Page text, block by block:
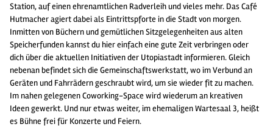
Station, auf einen ehrenamtlichen Radverleih und vieles mehr. Das Café
Hutmacher agiert dabei als Eintrittspforte in die Stadt von morgen.
Inmitten von Büchern und gemütlichen Sitzgelegenheiten aus alten
Speicherfunden kannst du hier einfach eine gute Zeit verbringen oder
dich über die aktuellen Initiativen der Utopiastadt informieren. Gleich
nebenan befindet sich die Gemeinschaftswerkstatt, wo im Verbund an
Geräten und Fahrrädern geschraubt wird, um sie wieder fit zu machen.
Im nahen gelegenen Coworking-Space wird wiederum an kreativen
Ideen gewerkt. Und nur etwas weiter, im ehemaligen Wartesaal 3, heißt
es Bühne frei für Konzerte und Feiern.